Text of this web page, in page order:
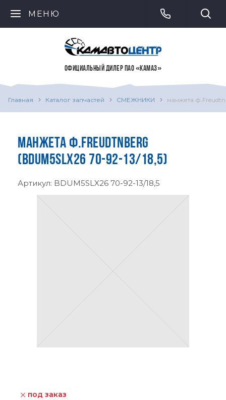
МЕНЮ
ОФИЦИАЛЬНЫЙ ДИЛЕР ПАО «КАМАЗ»
Главная Каталог запчастей СМЕЖНИКИ манжета
МАНЖЕТА Ф.FREUDTNBERG
(BDUM5SLX26 70-92-13/18,5)
Артикул: BDUM5SLX26 70-92-13/18,5
под заказ